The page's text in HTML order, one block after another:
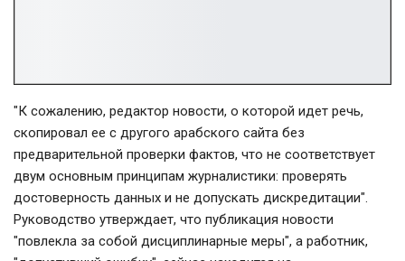
"К сожалению, редактор новости, о которой идет речь,
скопировал ее с другого арабского сайта без
предварительной проверки фактов, что не соответствует
двум основным принципам журналистики: проверять
достоверность данных и не допускать дискредитации".
Руководство утверждает, что публикация новости
"повлекла за собой дисциплинарные меры", а работник,